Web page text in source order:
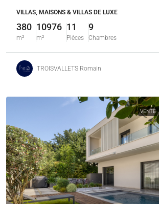
VILLAS, MAISONS & VILLAS DE LUXE
380
m²
10976
m²
11
Pièces
9
Chambres
TROISVALLETS Romain
VENTE